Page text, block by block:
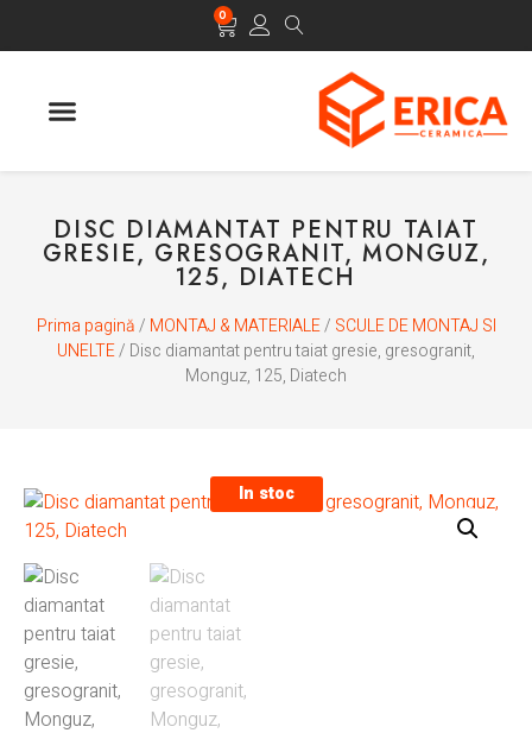
0
DISC DIAMANTAT PENTRU TAIAT
GRESIE, GRESOGRANIT, MONGUZ,
125, DIATECH
Prima pagină/ MONTAJ & MATERIALE/ SCULE DE MONTAJ SI
UNELTE/ Disc diamantat pentru taiat gresie, gresogranit,
Monguz, 125, Diatech
In stoc